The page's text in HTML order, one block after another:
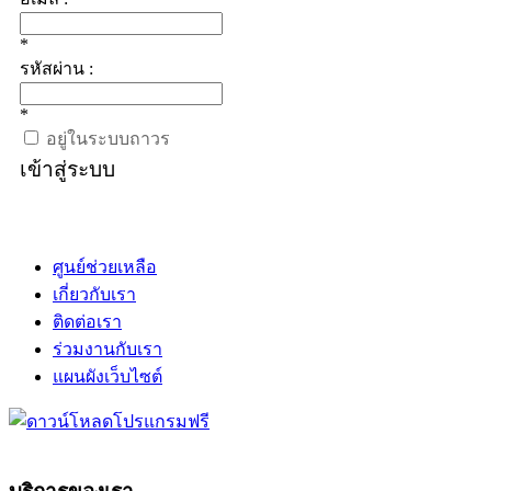
*
รหัสผ่าน :
*
อยู่ในระบบถาวร
เข้าสู่ระบบ
ศูนย์ช่วยเหลือ
เกี่ยวกับเรา
ติดต่อเรา
ร่วมงานกับเรา
แผนผังเว็บไซต์